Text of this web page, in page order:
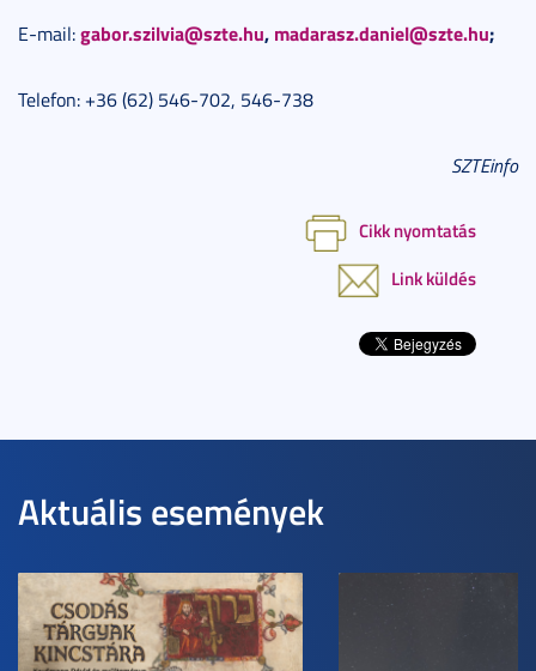
E-mail:gabor.szilvia@szte.hu, madarasz.daniel@szte.hu;
Telefon: +36 (62) 546-702, 546-738
SZTEinfo
Cikk nyomtatás
Link küldés
Aktuális események